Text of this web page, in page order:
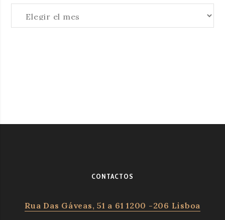
CONTACTOS
Rua Das Gáveas, 51 a 61 1200 -206 Lisboa